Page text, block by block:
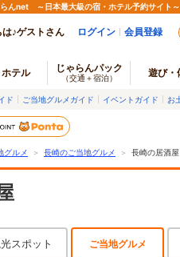
んnet ～日本最大級の宿・ホテル予約サイト～
は♪ゲストさん ログイン 会員登録
テル じゃらんパック
（交通＋宿泊） 遊び・
ド ご当地グルメガイド イベントガイド お
グルメ ＞ 長崎のご当地グルメ ＞ 長崎の居酒屋
スポット ご当地グルメ